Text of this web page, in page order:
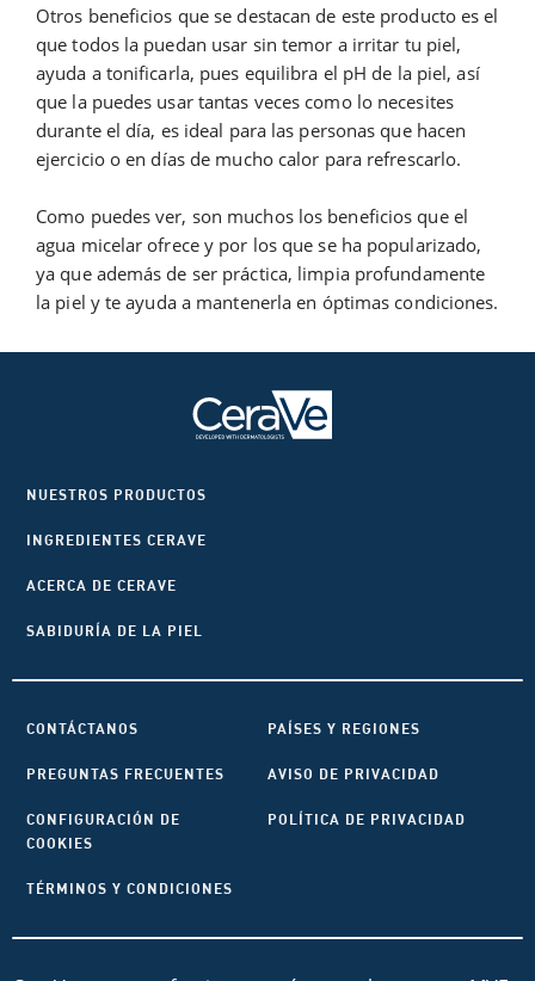
Otros beneficios que se destacan de este producto es el
que todos la puedan usar sin temor a irritar tu piel,
ayuda a tonificarla, pues equilibra el pH de la piel, así
que la puedes usar tantas veces como lo necesites
durante el día, es ideal para las personas que hacen
ejercicio o en días de mucho calor para refrescarlo.
Como puedes ver, son muchos los beneficios que el
agua micelar ofrece y por los que se ha popularizado,
ya que además de ser práctica, limpia profundamente
la piel y te ayuda a mantenerla en óptimas condiciones.
NUESTROS PRODUCTOS
INGREDIENTES CERAVE
ACERCA DE CERAVE
SABIDURÍA DE LA PIEL
CONTÁCTANOS PAÍSES Y REGIONES
PREGUNTAS FRECUENTES AVISO DE PRIVACIDAD
CONFIGURACIÓN DE
COOKIES
POLÍTICA DE PRIVACIDAD
TÉRMINOS Y CONDICIONES